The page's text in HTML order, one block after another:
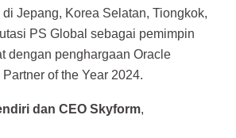
Jepang, Korea Selatan, Tiongkok,
PS Global sebagai pemimpin
dengan penghargaan Oracle
of the Year 2024.
dan CEO Skyform,